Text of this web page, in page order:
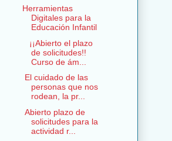
Herramientas
Digitales para la
Educación Infantil
¡¡Abierto el plazo
de solicitudes!!
Curso de ám...
El cuidado de las
personas que nos
rodean, la pr...
Abierto plazo de
solicitudes para la
actividad r...